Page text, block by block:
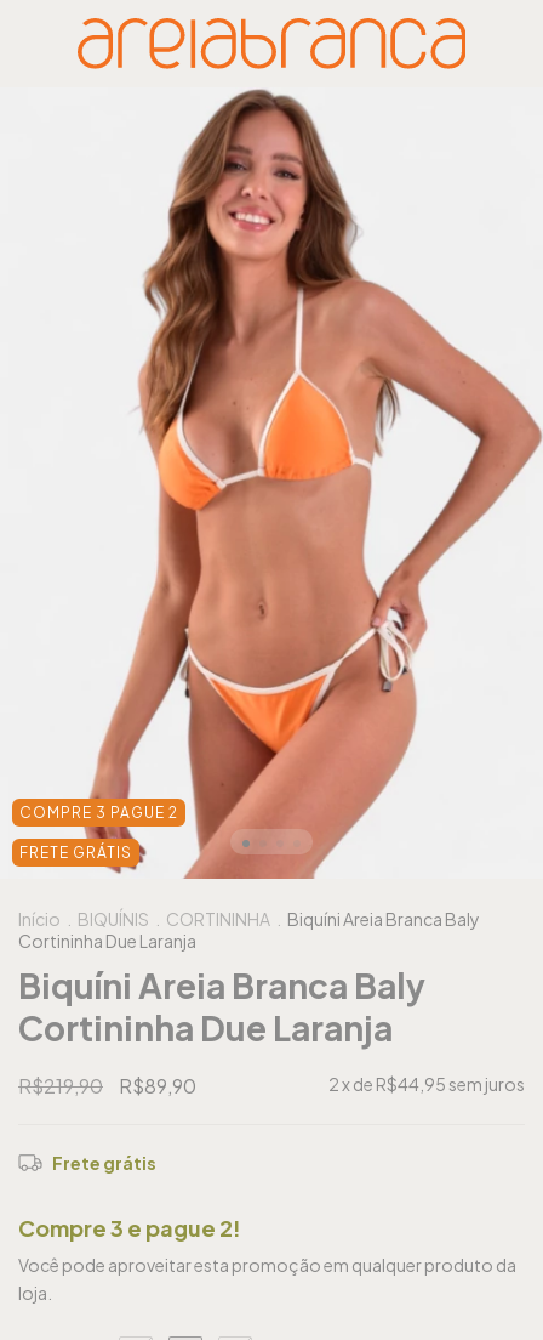
COMPRE 3 PAGUE 2
FRETE GRÁTIS
Início BIQUÍNIS CORTININHA
Biquíni Areia Branca Baly
Cortininha Due Laranja
Biquíni Areia Branca Baly
Cortininha Due Laranja
R$219,90 R$89,90 2x de R$44,95 sem juros
Frete grátis
Compre 3 e pague 2!
Você pode aproveitar esta promoção em qualquer produto da
loja.